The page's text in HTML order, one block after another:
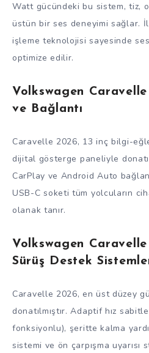
Watt gücündeki bu sistem, tiz,
üstün bir ses deneyimi sağlar.
işleme teknolojisi sayesinde
optimize edilir.
Volkswagen
ve Bağlantı
Caravelle 2026, 13 inç bilgi-
dijital gösterge paneliyle
CarPlay ve Android Auto
USB-C soketi tüm yolcuların
olanak tanır.
Volkswagen
Sürüş Destek
Caravelle 2026, en üst düzey
donatılmıştır. Adaptif hız
fonksiyonlu), şeritte kalma
sistemi ve ön çarpışma